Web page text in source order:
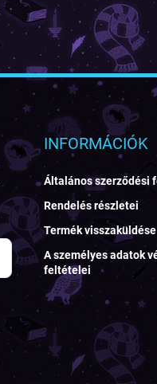
INFORMÁCIÓK
Általános szerződési
Rendelés részletei
Termék visszaküldése
A személyes adatok
feltételei